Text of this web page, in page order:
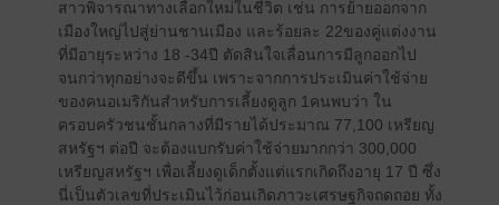
สาวพิจารณาทางเลือกใหม่ในชีวิต เช่น การย้ายออกจาก
เมืองใหญ่ไปสู่ย่านชานเมือง และร้อยละ 22ของคู่แต่งงาน
ที่มีอายุระหว่าง 18 -34ปี ตัดสินใจเลื่อนการมีลูกออกไป
จนกว่าทุกอย่างจะดีขึ้น เพราะจากการประเมินค่าใช้จ่าย
ของคนอเมริกันสำหรับการเลี้ยงดูลูก 1คนพบว่า ใน
ครอบครัวชนชั้นกลางที่มีรายได้ประมาณ 77,100 เหรียญ
สหรัฐฯ ต่อปี จะต้องแบกรับค่าใช้จ่ายมากกว่า 300,000
เหรียญสหรัฐฯ เพื่อเลี้ยงดูเด็กตั้งแต่แรกเกิดถึงอายุ 17 ปี ซึ่ง
นี่เป็นตัวเลขที่ประเมินไว้ก่อนเกิดภาวะเศรษฐกิจถดถอย ทั้ง